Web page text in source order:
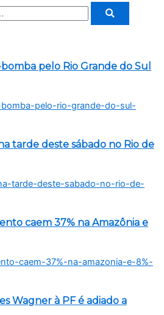
pelo Rio Grande do Sul
tarde deste sábado no Rio de
caem 37% na Amazônia e
Wagner à PF é adiado a